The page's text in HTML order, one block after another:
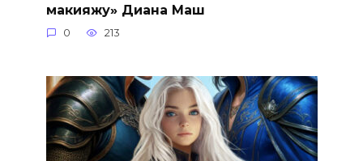
макияжу» Диана Маш
0 213